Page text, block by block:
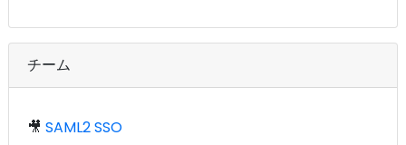
チーム
🎥 SAML2 SSO